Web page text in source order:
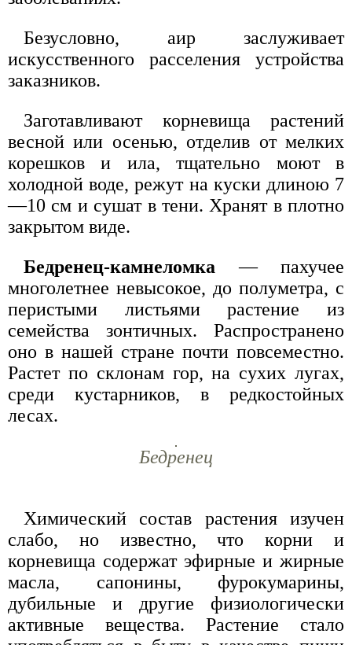
Безусловно, аир заслуживает
искусственного расселения устройства
заказников.
Заготавливают корневища растений
весной или осенью, отделив от мелких
корешков и ила, тщательно моют в
холодной воде, режут на куски длиною 7
—10 см и сушат в тени. Хранят в плотно
закрытом виде.
Бедренец-камнеломка — пахучее
многолетнее невысокое, до полуметра, с
перистыми листьями растение из
семейства зонтичных. Распространено
оно в нашей стране почти повсеместно.
Растет по склонам гор, на сухих лугах,
среди кустарников, в редкостойных
лесах.
Бедренец
Химический состав растения изучен
слабо, но известно, что корни и
корневища содержат эфирные и жирные
масла, сапонины, фурокумарины,
дубильные и другие физиологически
активные вещества. Растение стало